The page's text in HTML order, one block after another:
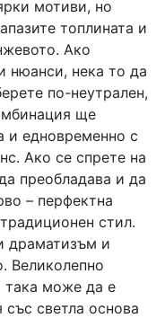
мотиви, но
топлината и
Ако
нюанси, нека то да
по-неутрален,
ще
и едновременно с
Ако се спрете на
преобладава и да
– перфектна
стил.
драматизъм и
Великолепно
така може да е
светла основа